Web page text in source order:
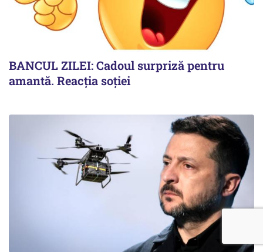
BANCUL ZILEI: Cadoul surpriză pentru
amantă. Reacția soției